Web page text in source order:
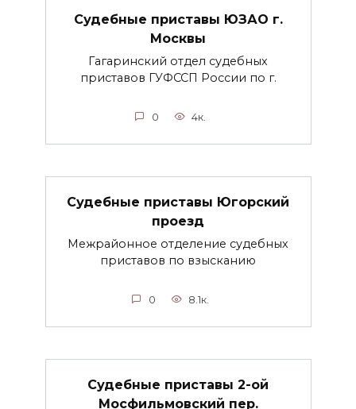
Судебные приставы ЮЗАО г.
Москвы
Гагаринский отдел судебных
приставов ГУФССП России по г.
0 4к.
Судебные приставы Югорский
проезд
Межрайонное отделение судебных
приставов по взысканию
0 8.1к.
Судебные приставы 2-ой
Мосфильмовский пер.